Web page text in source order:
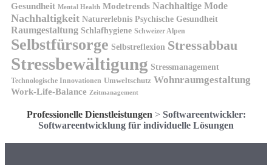
Gesundheit Mental Health Modetrends Nachhaltige Mode
Nachhaltigkeit Naturerlebnis Psychische Gesundheit
Raumgestaltung Schlafhygiene Schweizer Alpen
Selbstfürsorge Selbstreflexion Stressabbau
Stressbewältigung Stressmanagement
Technologische Innovationen Umweltschutz Wohnraumgestaltung
Work-Life-Balance Zeitmanagement
Professionelle Dienstleistungen > Softwareentwickler:
Softwareentwicklung für individuelle Lösungen